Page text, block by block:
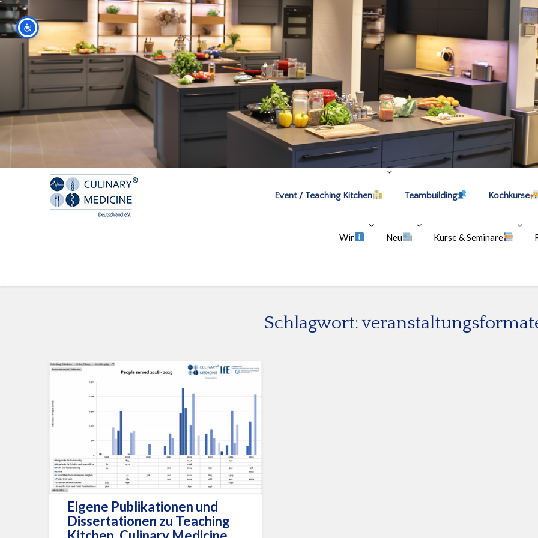
Event / Teaching Kitchen Teambuilding Kochkurse
Wir Neu Kurse & Seminare
Schlagwort:
Eigene Publikationen und
Dissertationen zu Teaching